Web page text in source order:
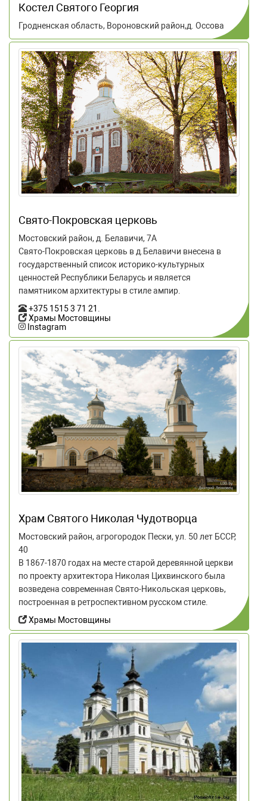
Костел Святого Георгия
Гродненская область, Вороновский район,д. Оссова
Свято-Покровская церковь
Мостовский район, д. Белавичи, 7А
Свято-Покровская церковь в д.Белавичи внесена в
государственный список историко-культурных
ценностей Республики Беларусь и является
памятником архитектуры в стиле ампир.
+375 1515 3 71 21
Храмы Мостовщины
Instagram
Храм Святого Николая Чудотворца
Мостовский район, агрогородок Пески, ул. 50 лет БССР,
40
В 1867-1870 годах на месте старой деревянной церкви
по проекту архитектора Николая Цихвинского была
возведена современная Свято-Никольская церковь,
построенная в ретроспективном русском стиле.
Храмы Мостовщины